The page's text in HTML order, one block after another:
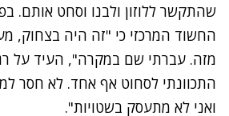
שהתקשר ללוזון ולבנו וסחט אותם.
החשוד המרכזי כי "זה היה בצחוק,
מזה. עברתי שם במקרה", העיד על
התכוונתי לסחוט אף אחד. לא חסר
ואני לא מתעסק בשטויות".